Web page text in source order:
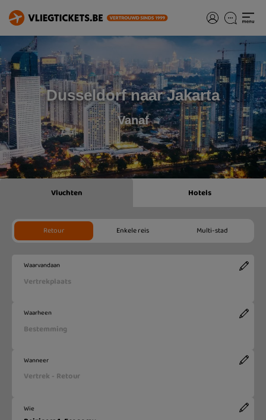
Dusseldorf naar Jakarta
Vanaf